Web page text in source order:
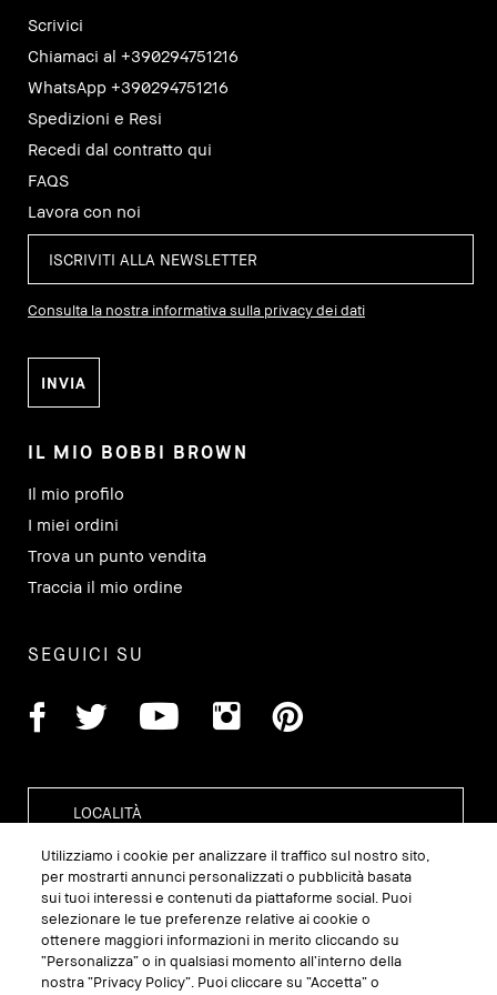
Scrivici
Chiamaci al +390294751216
WhatsApp +390294751216
Spedizioni e Resi
Recedi dal contratto qui
FAQS
Lavora con noi
Consulta la nostra informativa sulla privacy dei dati
IL MIO BOBBI BROWN
Il mio profilo
I miei ordini
Trova un punto vendita
Traccia il mio ordine
SEGUICI SU
GESTISCI I COOKIE DEL SITO
TERMINI E CONDIZIONI
INFORMATIVA SULLA PRIVACY
Utilizziamo i cookie per analizzare il traffico sul nostro sito,
per mostrarti annunci personalizzati o pubblicità basata
sui tuoi interessi e contenuti da piattaforme social. Puoi
selezionare le tue preferenze relative ai cookie o
ottenere maggiori informazioni in merito cliccando su
“Personalizza” o in qualsiasi momento all’interno della
nostra “Privacy Policy”. Puoi cliccare su “Accetta” o